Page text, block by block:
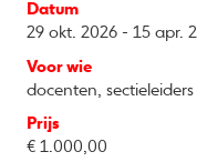
Datum
29 okt. 2026 - 15 apr.
Voor wie
docenten,
Prijs
€ 1.000,00